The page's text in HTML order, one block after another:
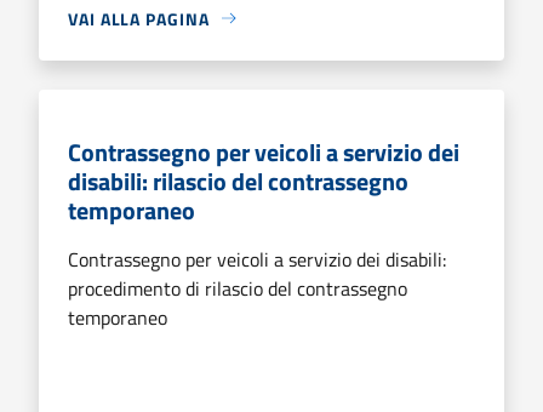
VAI ALLA PAGINA
Contrassegno per veicoli a servizio dei
disabili: rilascio del contrassegno
temporaneo
Contrassegno per veicoli a servizio dei disabili:
procedimento di rilascio del contrassegno
temporaneo